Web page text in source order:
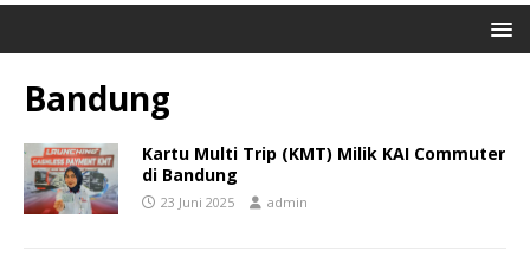
Bandung
Kartu Multi Trip (KMT) Milik KAI Commuter
di Bandung
23 Juni 2025 admin